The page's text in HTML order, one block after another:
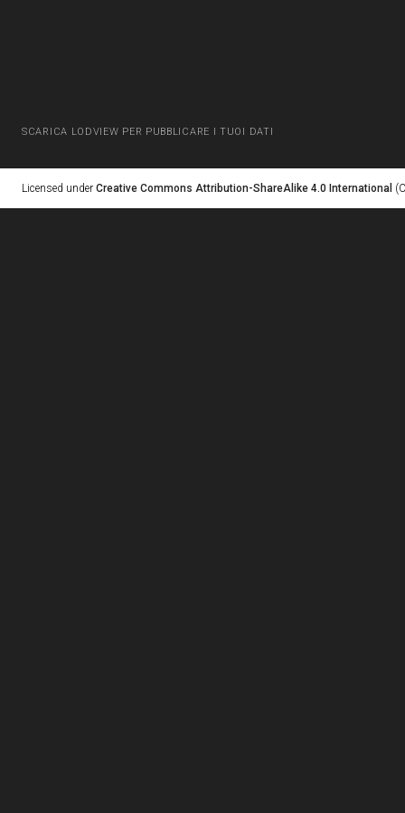
SCARICA LODVIEW PER PUBBLICARE I TUOI DATI
Licensed under Creative Commons Attribution-ShareAlike 4.0 International